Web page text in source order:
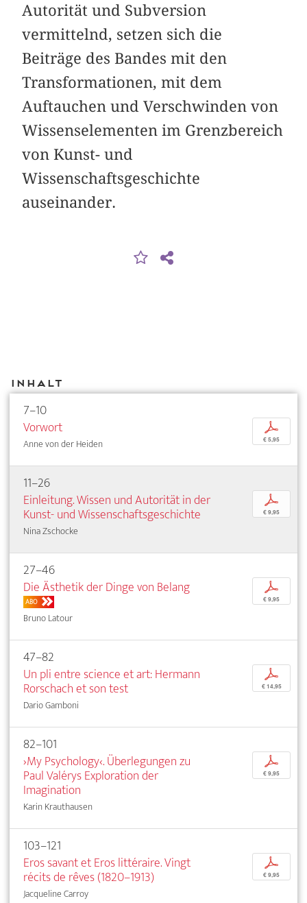
Autorität und Subversion
vermittelnd, setzen sich die
Beiträge des Bandes mit den
Transformationen, mit dem
Auftauchen und Verschwinden von
Wissenselementen im Grenzbereich
von Kunst- und
Wissenschaftsgeschichte
auseinander.
Inhalt
7–10
Vorwort
Anne von der Heiden
p
€ 5,95
11–26
Einleitung. Wissen und Autorität in der
Kunst- und Wissenschaftsgeschichte
Nina Zschocke
p
€ 9,95
27–46
Die Ästhetik der Dinge von Belang
ABO
Bruno Latour
p
€ 9,95
47–82
Un pli entre science et art: Hermann
Rorschach et son test
Dario Gamboni
p
€ 14,95
82–101
›My Psychology‹. Überlegungen zu
Paul Valérys Exploration der
Imagination
Karin Krauthausen
p
€ 9,95
103–121
Eros savant et Eros littéraire. Vingt
récits de rêves (1820–1913)
Jacqueline Carroy
p
€ 9,95